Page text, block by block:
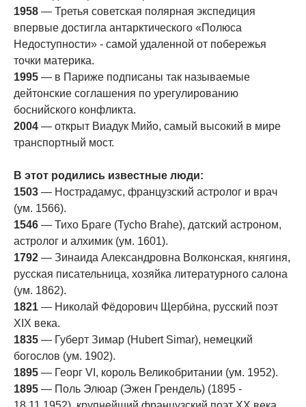
1958 — Третья советская полярная экспедиция
впервые достигла антарктического «Полюса
Недоступности» - самой удаленной от побережья
точки материка.
1995 — в Париже подписаны так называемые
дейтонские соглашения по урегулированию
боснийского конфликта.
2004 — открыт Виадук Мийо, самый высокий в мире
транспортный мост.
В этот родились известные люди:
1503 — Нострадамус, французский астролог и врач
(ум. 1566).
1546 — Тихо Браге (Tycho Brahe), датский астроном,
астролог и алхимик (ум. 1601).
1792 — Зинаида Александровна Волконская, княгиня,
русская писательница, хозяйка литературного салона
(ум. 1862).
1821 — Николай Фёдорович Щерби́на, русский поэт
XIX века.
1835 — Губерт Зимар (Hubert Simar), немецкий
богослов (ум. 1902).
1895 — Георг VI, король Великобритании (ум. 1952).
1895 — Поль Элюар (Эжен Грендель) (1895 -